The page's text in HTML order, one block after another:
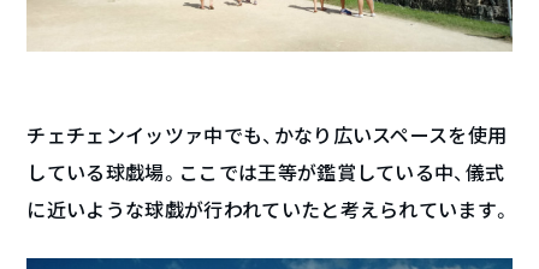
チェチェンイッツァ中でも、かなり広いスペースを使用
している球戯場。ここでは王等が鑑賞している中、儀式
に近いような球戯が行われていたと考えられています。